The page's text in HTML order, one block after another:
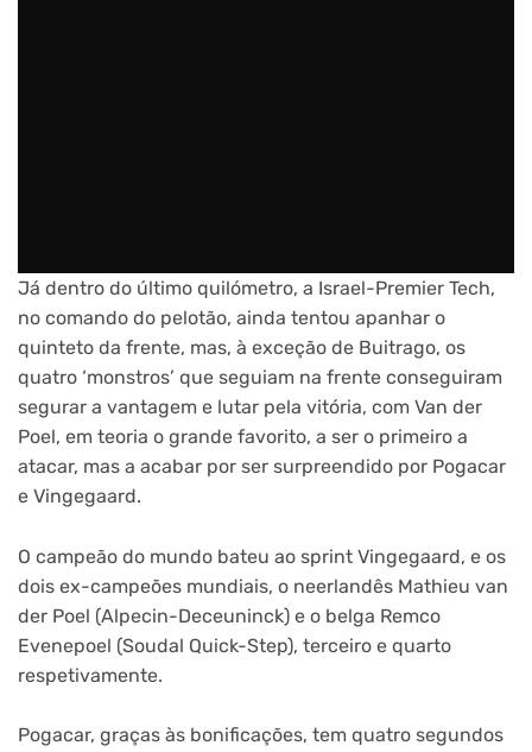
Já dentro do último quilómetro, a Israel-Premier Tech,
no comando do pelotão, ainda tentou apanhar o
quinteto da frente, mas, à exceção de Buitrago, os
quatro ‘monstros’ que seguiam na frente conseguiram
segurar a vantagem e lutar pela vitória, com Van der
Poel, em teoria o grande favorito, a ser o primeiro a
atacar, mas a acabar por ser surpreendido por Pogacar
e Vingegaard.
O campeão do mundo bateu ao sprint Vingegaard, e os
dois ex-campeões mundiais, o neerlandês Mathieu van
der Poel (Alpecin-Deceuninck) e o belga Remco
Evenepoel (Soudal Quick-Step), terceiro e quarto
respetivamente.
Pogacar, graças às bonificações, tem quatro segundos